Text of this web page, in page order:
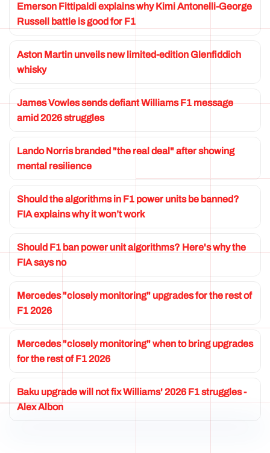
Emerson Fittipaldi explains why Kimi Antonelli-George
Russell battle is good for F1
Aston Martin unveils new limited-edition Glenfiddich
whisky
James Vowles sends defiant Williams F1 message
amid 2026 struggles
Lando Norris branded "the real deal" after showing
mental resilience
Should the algorithms in F1 power units be banned?
FIA explains why it won’t work
Should F1 ban power unit algorithms? Here's why the
FIA says no
Mercedes "closely monitoring" upgrades for the rest of
F1 2026
Mercedes "closely monitoring" when to bring upgrades
for the rest of F1 2026
Baku upgrade will not fix Williams' 2026 F1 struggles -
Alex Albon